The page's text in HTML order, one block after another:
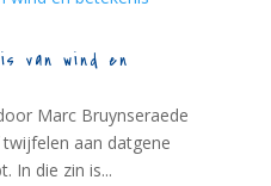
van wind en
Marc Bruynseraede
aan datgene
In die zin is...